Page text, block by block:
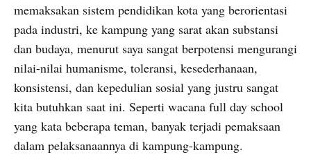
memaksakan sistem pendidikan kota yang berorientasi
pada industri, ke kampung yang sarat akan substansi
dan budaya, menurut saya sangat berpotensi mengurangi
nilai-nilai humanisme, toleransi, kesederhanaan,
konsistensi, dan kepedulian sosial yang justru sangat
kita butuhkan saat ini. Seperti wacana full day school
yang kata beberapa teman, banyak terjadi pemaksaan
dalam pelaksanaannya di kampung-kampung.